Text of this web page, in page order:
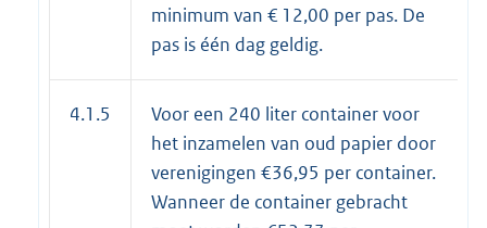
minimum van € 12,00 per pas. De
pas is één dag geldig.
4.1.5
Voor een 240 liter container voor
het inzamelen van oud papier door
verenigingen €36,95 per container.
Wanneer de container gebracht